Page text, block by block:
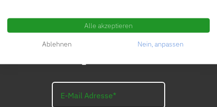
Abonniere die
Alle akzeptieren
Ablehnen Nein, anpassen